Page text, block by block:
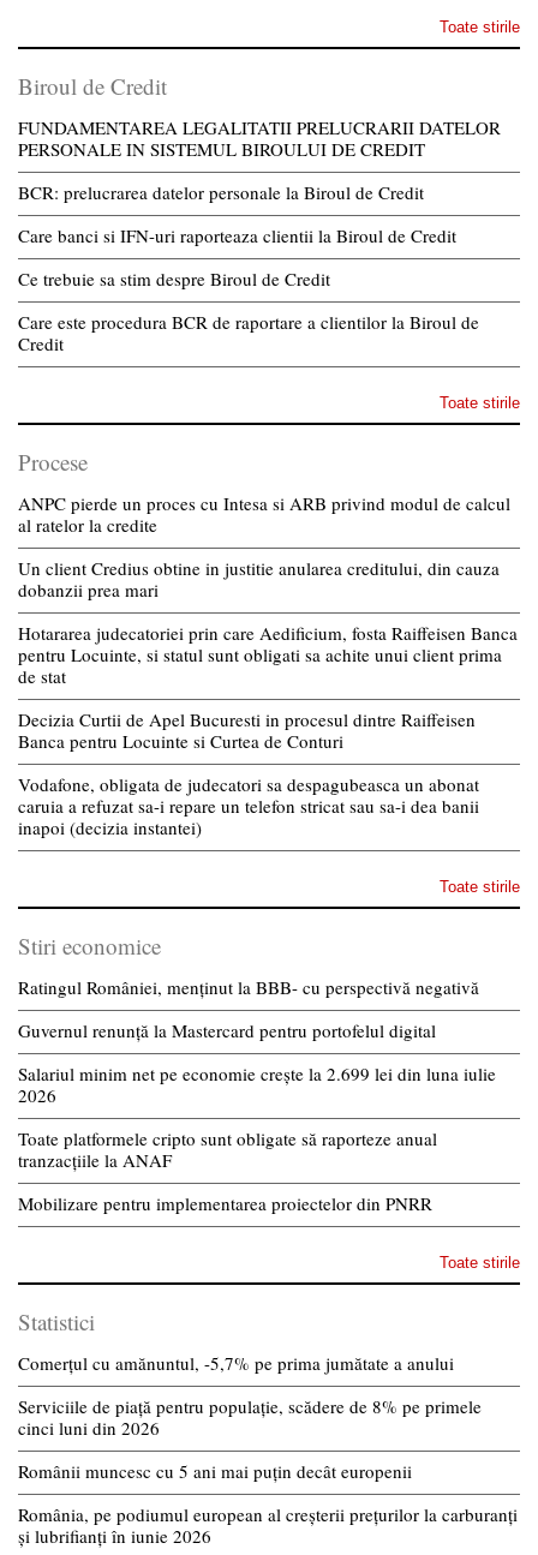
Toate stirile
Biroul de Credit
FUNDAMENTAREA LEGALITATII PRELUCRARII DATELOR
PERSONALE IN SISTEMUL BIROULUI DE CREDIT
BCR: prelucrarea datelor personale la Biroul de Credit
Care banci si IFN-uri raporteaza clientii la Biroul de Credit
Ce trebuie sa stim despre Biroul de Credit
Care este procedura BCR de raportare a clientilor la Biroul de
Credit
Toate stirile
Procese
ANPC pierde un proces cu Intesa si ARB privind modul de calcul
al ratelor la credite
Un client Credius obtine in justitie anularea creditului, din cauza
dobanzii prea mari
Hotararea judecatoriei prin care Aedificium, fosta Raiffeisen Banca
pentru Locuinte, si statul sunt obligati sa achite unui client prima
de stat
Decizia Curtii de Apel Bucuresti in procesul dintre Raiffeisen
Banca pentru Locuinte si Curtea de Conturi
Vodafone, obligata de judecatori sa despagubeasca un abonat
caruia a refuzat sa-i repare un telefon stricat sau sa-i dea banii
inapoi (decizia instantei)
Toate stirile
Stiri economice
Ratingul României, menținut la BBB- cu perspectivă negativă
Guvernul renunță la Mastercard pentru portofelul digital
Salariul minim net pe economie crește la 2.699 lei din luna iulie
2026
Toate platformele cripto sunt obligate să raporteze anual
tranzacțiile la ANAF
Mobilizare pentru implementarea proiectelor din PNRR
Toate stirile
Statistici
Comerțul cu amănuntul, -5,7% pe prima jumătate a anului
Serviciile de piață pentru populație, scădere de 8% pe primele
cinci luni din 2026
Românii muncesc cu 5 ani mai puțin decât europenii
România, pe podiumul european al creșterii prețurilor la carburanți
și lubrifianți în iunie 2026